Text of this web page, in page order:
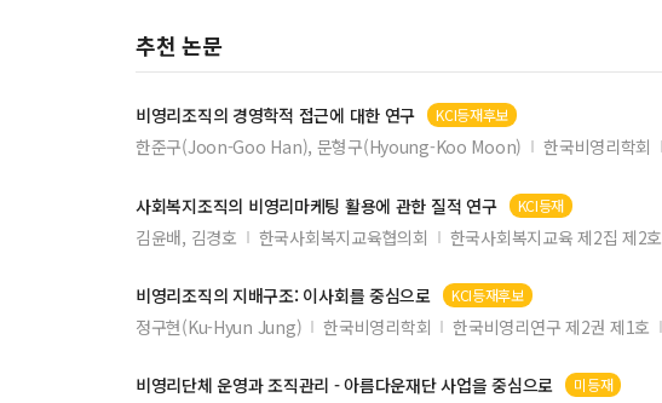
추천 논문
비영리조직의 경영학적 접근에 대한 연구 KCI등재후보
한준구(Joon-Goo Han), 문형구(Hyoung-Koo Moon) 한국비영리학회
사회복지조직의 비영리마케팅 활용에 관한 질적 연구 KCI등재
김윤배, 김경호 한국사회복지교육협의회 한국사회복지교육 제2집 제2호
비영리조직의 지배구조: 이사회를 중심으로 KCI등재후보
정구현(Ku-Hyun Jung) 한국비영리학회 한국비영리연구 제2권 제1호
비영리단체 운영과조직관리 - 아름다운재단 사업을 중심으로 미등재